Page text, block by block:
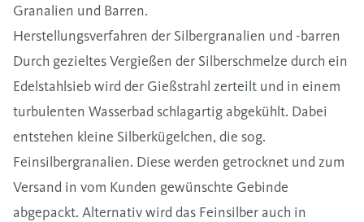
Granalien und Barren.
Herstellungsverfahren der Silbergranalien und -barren
Durch gezieltes Vergießen der Silberschmelze durch ein
Edelstahlsieb wird der Gießstrahl zerteilt und in einem
turbulenten Wasserbad schlagartig abgekühlt. Dabei
entstehen kleine Silberkügelchen, die sog.
Feinsilbergranalien. Diese werden getrocknet und zum
Versand in vom Kunden gewünschte Gebinde
abgepackt. Alternativ wird das Feinsilber auch in